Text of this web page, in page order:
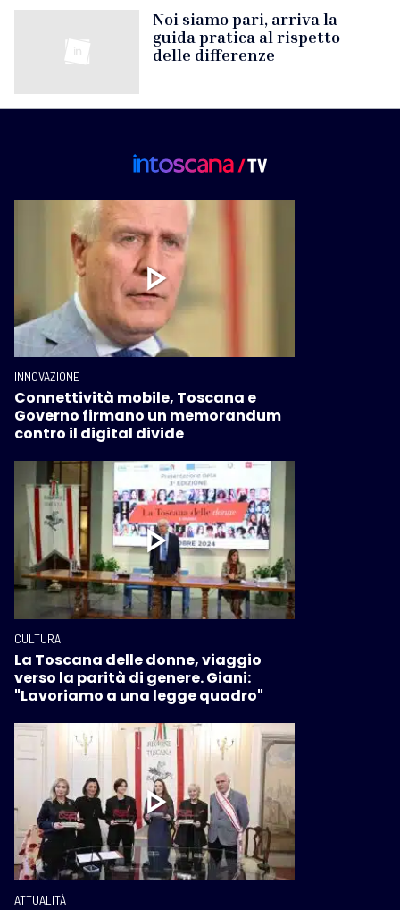
Noi siamo pari, arriva la
guida pratica al rispetto
delle differenze
INNOVAZIONE
Connettività mobile, Toscana e
Governo firmano un memorandum
contro il digital divide
CULTURA
La Toscana delle donne, viaggio
verso la parità di genere. Giani:
"Lavoriamo a una legge quadro"
ATTUALITÀ